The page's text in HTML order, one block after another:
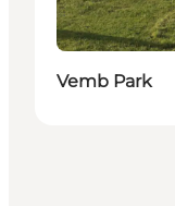
Vemb Park